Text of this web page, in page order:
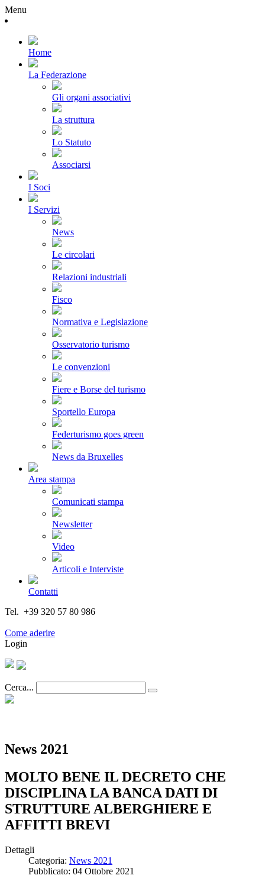
Menu
Home
La Federazione
Gli organi associativi
La struttura
Lo Statuto
Associarsi
I Soci
I Servizi
News
Le circolari
Relazioni industriali
Fisco
Normativa e Legislazione
Osservatorio turismo
Le convenzioni
Fiere e Borse del turismo
Sportello Europa
Federturismo goes green
News da Bruxelles
Area stampa
Comunicati stampa
Newsletter
Video
Articoli e Interviste
Contatti
Tel. +39 320 57 80 986
Come aderire
Login
Cerca...
News 2021
MOLTO BENE IL DECRETO CHE
DISCIPLINA LA BANCA DATI DI
STRUTTURE ALBERGHIERE E
AFFITTI BREVI
Dettagli
Categoria: News 2021
Pubblicato: 04 Ottobre 2021